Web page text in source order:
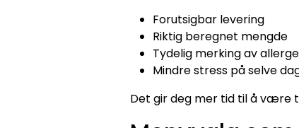
Forutsigbar levering
Riktig beregnet mengde
Tydelig merking av
Mindre stress på selve
Det gir deg mer tid til å være